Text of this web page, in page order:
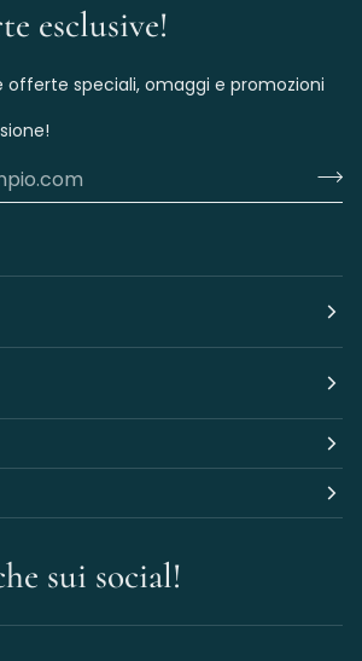
esclusive!
offerte speciali, omaggi e promozioni
sui social!